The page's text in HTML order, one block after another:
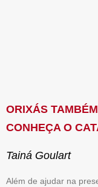
ORIXÁS
CONHEÇA O
Tainá Goulart
Além de ajudar na